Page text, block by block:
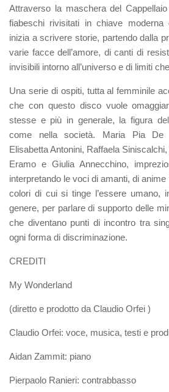
Attraverso la maschera del
fiabeschi rivisitati in chiave moderna
inizia a scrivere storie, partendo dalla
varie facce dell’amore, di canti di
invisibili intorno all’universo e di limiti
Una serie di ospiti, tutta al femminile
che con questo disco vuole
stesse e più in generale, la figura
come nella società. Maria Pia De
Elisabetta Antonini, Raffaela
Eramo e Giulia Annecchino,
interpretando le voci di amanti, di
colori di cui si tinge l’essere umano,
genere, per parlare di supporto delle
che diventano punti di incontro tra
ogni forma di discriminazione.
CREDITI
My Wonderland
(diretto e prodotto da Claudio Orfei )
Claudio Orfei: voce, musica, testi e
Aidan Zammit: piano
Pierpaolo Ranieri: contrabbasso